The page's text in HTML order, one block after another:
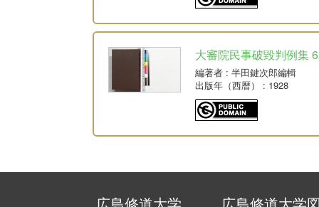
大審院民事破毀判例集
編著者 : 半田鍵次郎編輯
出版年（西暦）
: 1928